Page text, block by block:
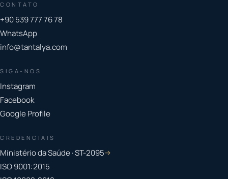
CONTATO
+90 539 777 76 78
WhatsApp
info@tantalya.com
SIGA-NOS
Instagram
Facebook
Google Profile
CREDENCIAIS
Ministério da Saúde · ST-2095→
ISO 9001:2015